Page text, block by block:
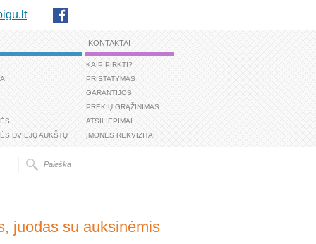
DVIEJŲ AUKŠTŲ
KONTAKTAI
KAIP PIRKTI?
PRISTATYMAS
GARANTIJOS
PREKIŲ GRĄŽINIMAS
ATSILIEPIMAI
ĮMONĖS REKVIZITAI
juodas su auksinėmis